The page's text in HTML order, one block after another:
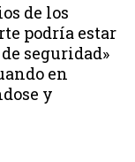
de los
podría estar
seguridad»
en
y